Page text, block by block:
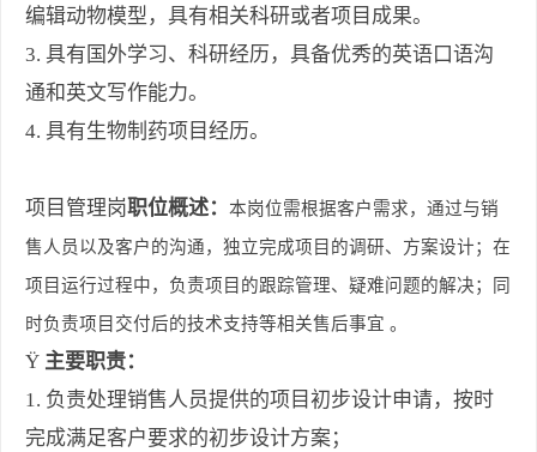
编辑动物模型，具有相关科研或者项目成果。
3. 具有国外学习、科研经历，具备优秀的英语口语沟
通和英文写作能力。
4. 具有生物制药项目经历。
项目管理岗职位概述： 本岗位需根据客户需求，通过与销
售人员以及客户的沟通，独立完成项目的调研、方案设计；在
项目运行过程中，负责项目的跟踪管理、疑难问题的解决；同
时负责项目交付后的技术支持等相关售后事宜 。
Ÿ 主要职责：
1. 负责处理销售人员提供的项目初步设计申请，按时
完成满足客户要求的初步设计方案；